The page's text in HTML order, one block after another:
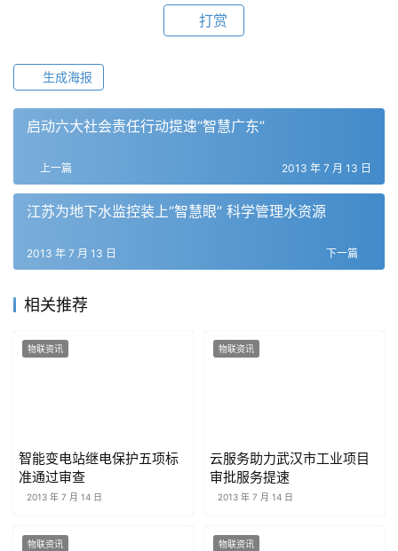
打赏
生成海报
启动六大社会责任行动提速“智慧广东”
上一篇 2013 年 7 月 13 日
江苏为地下水监控装上“智慧眼” 科学管理水资源
下一篇
2013 年 7 月 13 日
相关推荐
物联资讯
智能变电站继电保护五项标
准通过审查
2013 年 7 月 14 日
物联资讯
云服务助力武汉市工业项目
审批服务提速
2013 年 7 月 14 日
物联资讯 物联资讯